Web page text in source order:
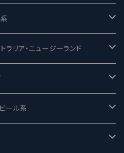
ドストーリー
Y.Market Brewing
ゴライアス
トーン
ドッグ
グ イン
ブダークネス
リア・ニュージーランド
ジ
ドリッジー
ンスピレーターズ
ール系